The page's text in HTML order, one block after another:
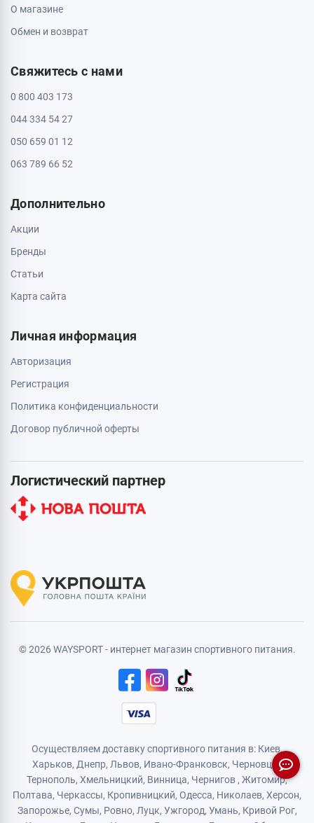
О магазине
Обмен и возврат
Свяжитесь с нами
0 800 403 173
044 334 54 27
050 659 01 12
063 789 66 52
Дополнительно
Акции
Бренды
Статьи
Карта сайта
Личная информация
Авторизация
Регистрация
Политика конфиденциальности
Договор публичной оферты
Логистический партнер
© 2026 WAYSPORT - интернет магазин спортивного питания.
Осуществляем доставку спортивного питания в: Киев,
Харьков, Днепр, Львов, Ивано-Франковск, Черновцы,
Тернополь, Хмельницкий, Винница, Чернигов , Житомир,
Полтава, Черкассы, Кропивницкий, Одесса, Николаев, Херсон,
Запорожье, Сумы, Ровно, Луцк, Ужгород, Умань, Кривой Рог,